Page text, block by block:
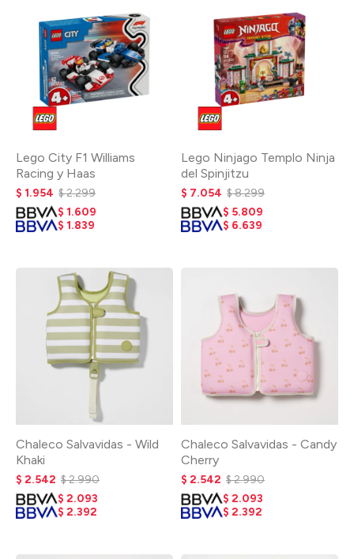
Lego City F1 Williams
Racing y Haas
$ 1.954 $2.299
$ 1.609
$ 1.839
Lego Ninjago Templo Ninja
del Spinjitzu
$ 7.054 $8.299
$ 5.809
$ 6.639
Chaleco Salvavidas - Wild
Khaki
$ 2.542 $2.990
$ 2.093
$ 2.392
Chaleco Salvavidas - Candy
Cherry
$ 2.542 $2.990
$ 2.093
$ 2.392